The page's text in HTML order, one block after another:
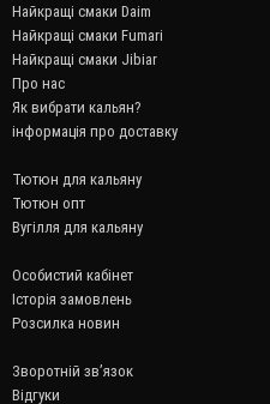
Найкращі смаки Daim
Найкращі смаки Fumari
Найкращі смаки Jibiar
Про нас
Як вибрати кальян?
інформація про доставку
Тютюн для кальяну
Тютюн опт
Вугілля для кальяну
Особистий кабінет
Історія замовлень
Розсилка новин
Зворотній зв’язок
Відгуки